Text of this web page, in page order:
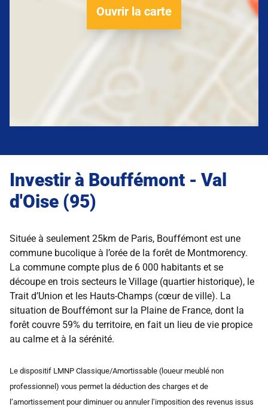
Ouvrir la carte
Investir à Bouffémont - Val
d'Oise (95)
Située à seulement 25km de Paris, Bouffémont est une
commune bucolique à l’orée de la forêt de Montmorency.
La commune compte plus de 6 000 habitants et se
découpe en trois secteurs le Village (quartier historique), le
Trait d’Union et les Hauts-Champs (cœur de ville). La
situation de Bouffémont sur la Plaine de France, dont la
forêt couvre 59% du territoire, en fait un lieu de vie propice
au calme et à la sérénité.
Le dispositif LMNP Classique/Amortissable (loueur meublé non
professionnel) vous permet la déduction des charges et de
l’amortissement pour diminuer ou annuler l’imposition des revenus issus